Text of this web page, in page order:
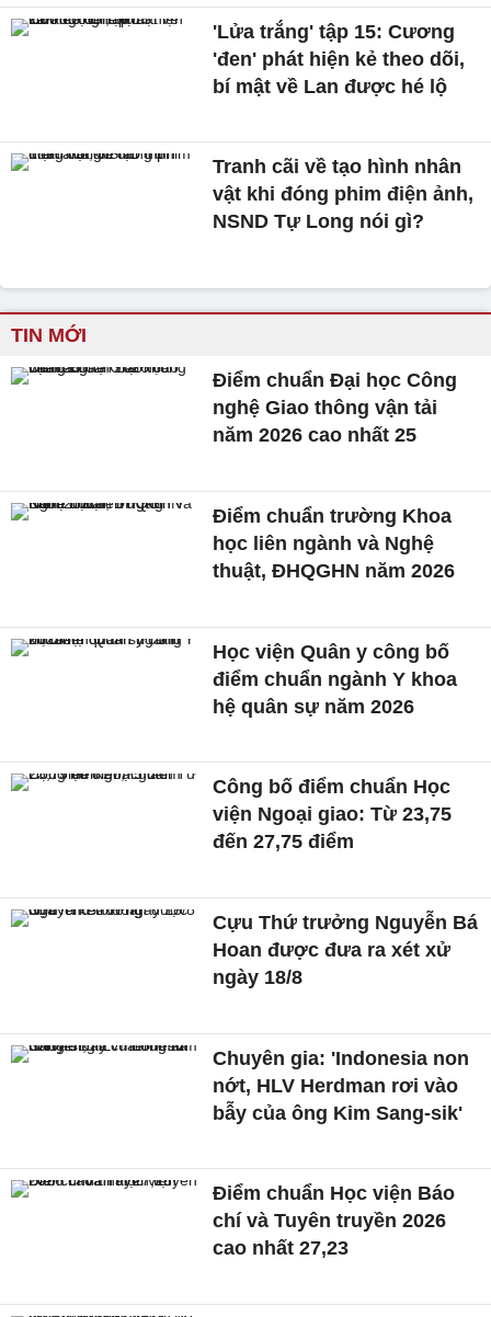
'Lửa trắng' tập 15: Cương
'đen' phát hiện kẻ theo dõi,
bí mật về Lan được hé lộ
Tranh cãi về tạo hình nhân
vật khi đóng phim điện ảnh,
NSND Tự Long nói gì?
TIN MỚI
Điểm chuẩn Đại học Công
nghệ Giao thông vận tải
năm 2026 cao nhất 25
Điểm chuẩn trường Khoa
học liên ngành và Nghệ
thuật, ĐHQGHN năm 2026
Học viện Quân y công bố
điểm chuẩn ngành Y khoa
hệ quân sự năm 2026
Công bố điểm chuẩn Học
viện Ngoại giao: Từ 23,75
đến 27,75 điểm
Cựu Thứ trưởng Nguyễn Bá
Hoan được đưa ra xét xử
ngày 18/8
Chuyên gia: 'Indonesia non
nớt, HLV Herdman rơi vào
bẫy của ông Kim Sang-sik'
Điểm chuẩn Học viện Báo
chí và Tuyên truyền 2026
cao nhất 27,23